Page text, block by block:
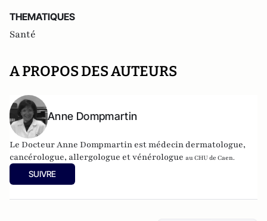
THEMATIQUES
Santé
A PROPOS DES AUTEURS
Anne Dompmartin
Le Docteur Anne Dompmartin est médecin dermatologue,
cancérologue, allergologue et vénérologue au CHU de Caen.
SUIVRE